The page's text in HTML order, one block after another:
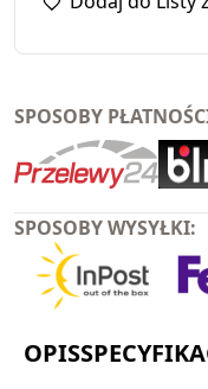
SPOSOBY
SPOSOBY WYSYŁKI:
OPIS